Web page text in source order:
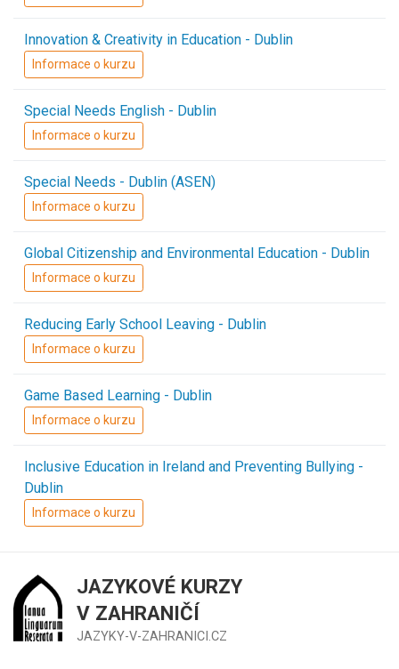
Innovation & Creativity in Education - Dublin
Informace o kurzu
Special Needs English - Dublin
Informace o kurzu
Special Needs - Dublin (ASEN)
Informace o kurzu
Global Citizenship and Environmental Education - Dublin
Informace o kurzu
Reducing Early School Leaving - Dublin
Informace o kurzu
Game Based Learning - Dublin
Informace o kurzu
Inclusive Education in Ireland and Preventing Bullying -
Dublin
Informace o kurzu
JAZYKOVÉ KURZY
V ZAHRANIČÍ
JAZYKY-V-ZAHRANICI.CZ